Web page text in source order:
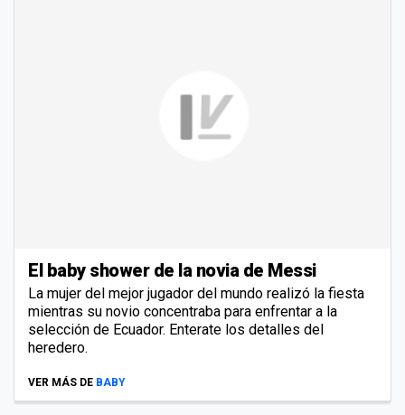
El baby shower de la novia de Messi
La mujer del mejor jugador del mundo realizó la fiesta
mientras su novio concentraba para enfrentar a la
selección de Ecuador. Enterate los detalles del
heredero.
VER MÁS DE BABY